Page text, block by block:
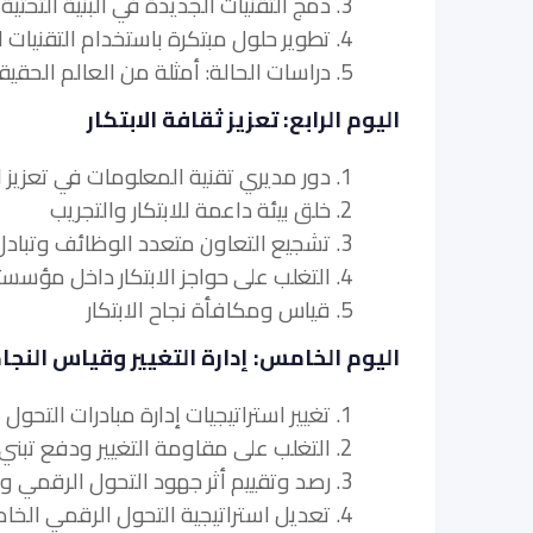
4. تطوير حلول مبتكرة باستخدام التقنيات الناشئة
5. دراسات الحالة: أمثلة من العالم الحقيقي للتحول الرقمي والابتكار
اليوم الرابع: تعزيز ثقافة الابتكار
1. دور مديري تقنية المعلومات في تعزيز الابتكار
2. خلق بيئة داعمة للابتكار والتجريب
3. تشجيع التعاون متعدد الوظائف وتبادل المعرفة
4. التغلب على حواجز الابتكار داخل مؤسستك
5. قياس ومكافأة نجاح الابتكار
اليوم الخامس: إدارة التغيير وقياس
1. تغيير استراتيجيات إدارة مبادرات التحول الرقمي
2. التغلب على مقاومة التغيير ودفع تبني التقنيات الجديدة
3. رصد وتقييم أثر جهود التحول الرقمي والابتكار
4. تعديل استراتيجية التحول الرقمي الخاصة بك على أساس الملاحظات والنتائج